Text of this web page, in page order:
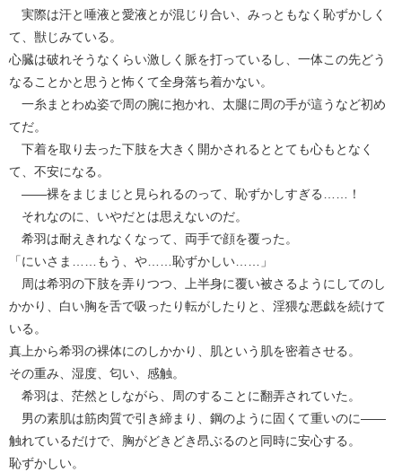
実際は汗と唾液と愛液とが混じり合い、みっともなく恥ずかしく
て、獣じみている。
心臓は破れそうなくらい激しく脈を打っているし、一体この先どう
なることかと思うと怖くて全身落ち着かない。
一糸まとわぬ姿で周の腕に抱かれ、太腿に周の手が這うなど初め
てだ。
下着を取り去った下肢を大きく開かされるととても心もとなく
て、不安になる。
――裸をまじまじと見られるのって、恥ずかしすぎる……！
それなのに、いやだとは思えないのだ。
希羽は耐えきれなくなって、両手で顔を覆った。
「にいさま……もう、や……恥ずかしい……」
周は希羽の下肢を弄りつつ、上半身に覆い被さるようにしてのし
かかり、白い胸を舌で吸ったり転がしたりと、淫猥な悪戯を続けて
いる。
真上から希羽の裸体にのしかかり、肌という肌を密着させる。
その重み、湿度、匂い、感触。
希羽は、茫然としながら、周のすることに翻弄されていた。
男の素肌は筋肉質で引き締まり、鋼のように固くて重いのに――
触れているだけで、胸がどきどき昂ぶるのと同時に安心する。
恥ずかしい。